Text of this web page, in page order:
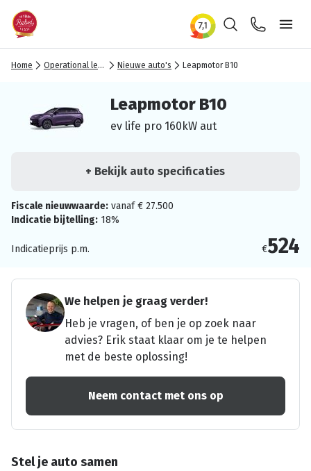
ZoekenContact
Home Operational lease Nieuwe auto's Leapmotor B10
Leapmotor B10
ev life pro 160kW aut
+ Bekijk auto specificaties
Fiscale nieuwwaarde: vanaf € 27.500
Indicatie bijtelling: 18%
Indicatieprijs p.m. €524
We helpen je graag verder!
Heb je vragen, of ben je op zoek naar
advies? Erik staat klaar om je te helpen
met de beste oplossing!
Neem contact met ons op
Stel je auto samen